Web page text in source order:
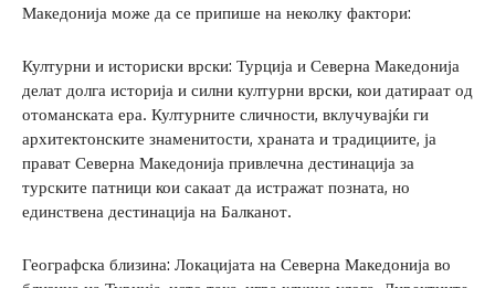
Македонија може да се припише на неколку фактори:
Културни и историски врски: Турција и Северна Македонија
делат долга историја и силни културни врски, кои датираат од
отоманската ера. Културните сличности, вклучувајќи ги
архитектонските знаменитости, храната и традициите, ја
прават Северна Македонија привлечна дестинација за
турските патници кои сакаат да истражат позната, но
единствена дестинација на Балканот.
Географска близина: Локацијата на Северна Македонија во